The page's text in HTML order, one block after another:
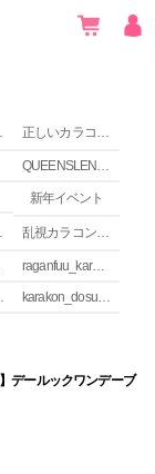
正しいカラコンの使い方
QUEENSLENS Affiliate Program
新年イベント
乱視カラコンの安全性
raganfuu_karakon_erabikata
karakon_dosuu_erabikata
デールックワンデーブ